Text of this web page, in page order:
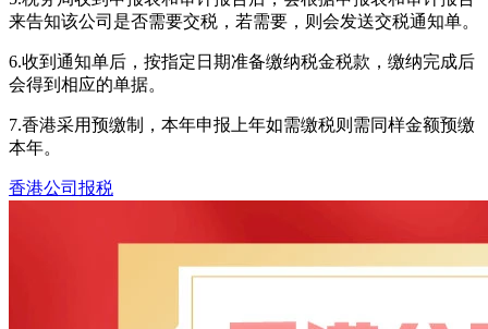
来告知该公司是否需要交税，若需要，则会发送交税通知单。
6.收到通知单后，按指定日期准备缴纳税金税款，缴纳完成后
会得到相应的单据。
7.香港采用预缴制，本年申报上年如需缴税则需同样金额预缴
本年。
香港公司报税